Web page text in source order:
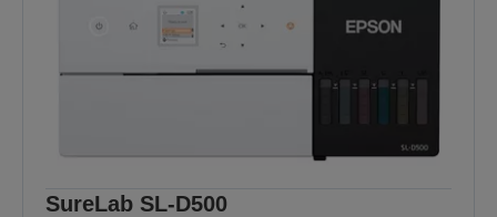
SureLab SL-D500